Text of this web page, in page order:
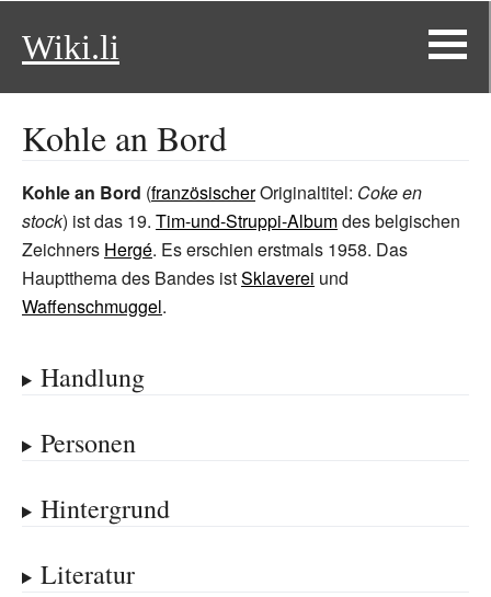
Wiki.li
Kohle an Bord
Kohle an Bord (französischerOriginaltitel: Coke en
stock) ist das 19. Tim-und-Struppi-Albumdes belgischen
Zeichners Hergé. Es erschien erstmals 1958. Das
Hauptthema des Bandes istSklaverei und
Waffenschmuggel.
Handlung
Personen
Hintergrund
Literatur